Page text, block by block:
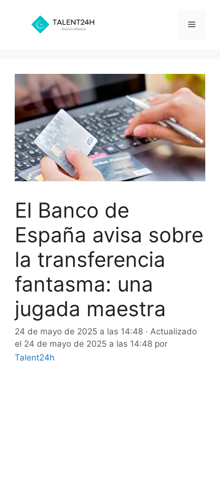
contenido
Menú
El Banco de
España avisa sobre
la transferencia
fantasma: una
jugada maestra
24 de mayo de 2025 a las 14:48 · Actualizado
el 24 de mayo de 2025 a las 14:48 por
Talent24h